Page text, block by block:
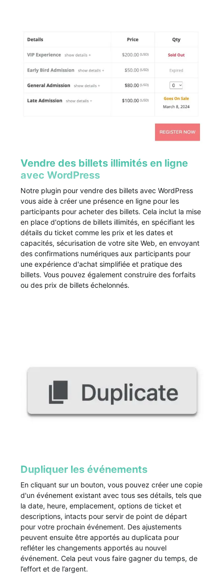
Vendre des billets illimités en ligne
avec WordPress
Notre plugin pour vendre des billets avec WordPress
vous aide à créer une présence en ligne pour les
participants pour acheter des billets. Cela inclut la mise
en place d'options de billets illimités, en spécifiant les
détails du ticket comme les prix et les dates et
capacités, sécurisation de votre site Web, en envoyant
des confirmations numériques aux participants pour
une expérience d'achat simplifiée et pratique des
billets. Vous pouvez également construire des forfaits
ou des prix de billets échelonnés.
Dupliquer les événements
En cliquant sur un bouton, vous pouvez créer une copie
d'un événement existant avec tous ses détails, tels que
la date, heure, emplacement, options de ticket et
descriptions, intacts pour servir de point de départ
pour votre prochain événement. Des ajustements
peuvent ensuite être apportés au duplicata pour
refléter les changements apportés au nouvel
événement. Cela peut vous faire gagner du temps, de
l’effort et de l’argent.